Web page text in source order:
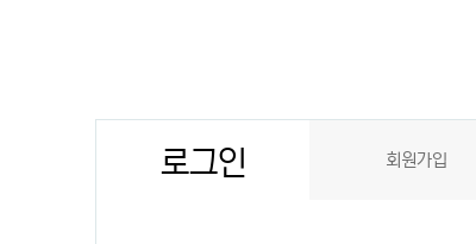
로그인 회원가입